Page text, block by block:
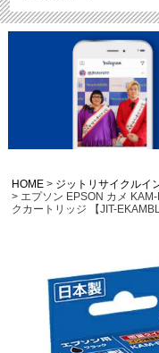
HOME
ジットリサイクルイ
エプソン EPSON カメ
クカートリッジ 【JIT-EKAMBL